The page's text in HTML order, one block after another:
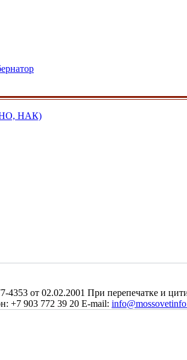
НАК)
от 02.02.2001 При перепечатке и
+7 903 772 39 20 E-mail: